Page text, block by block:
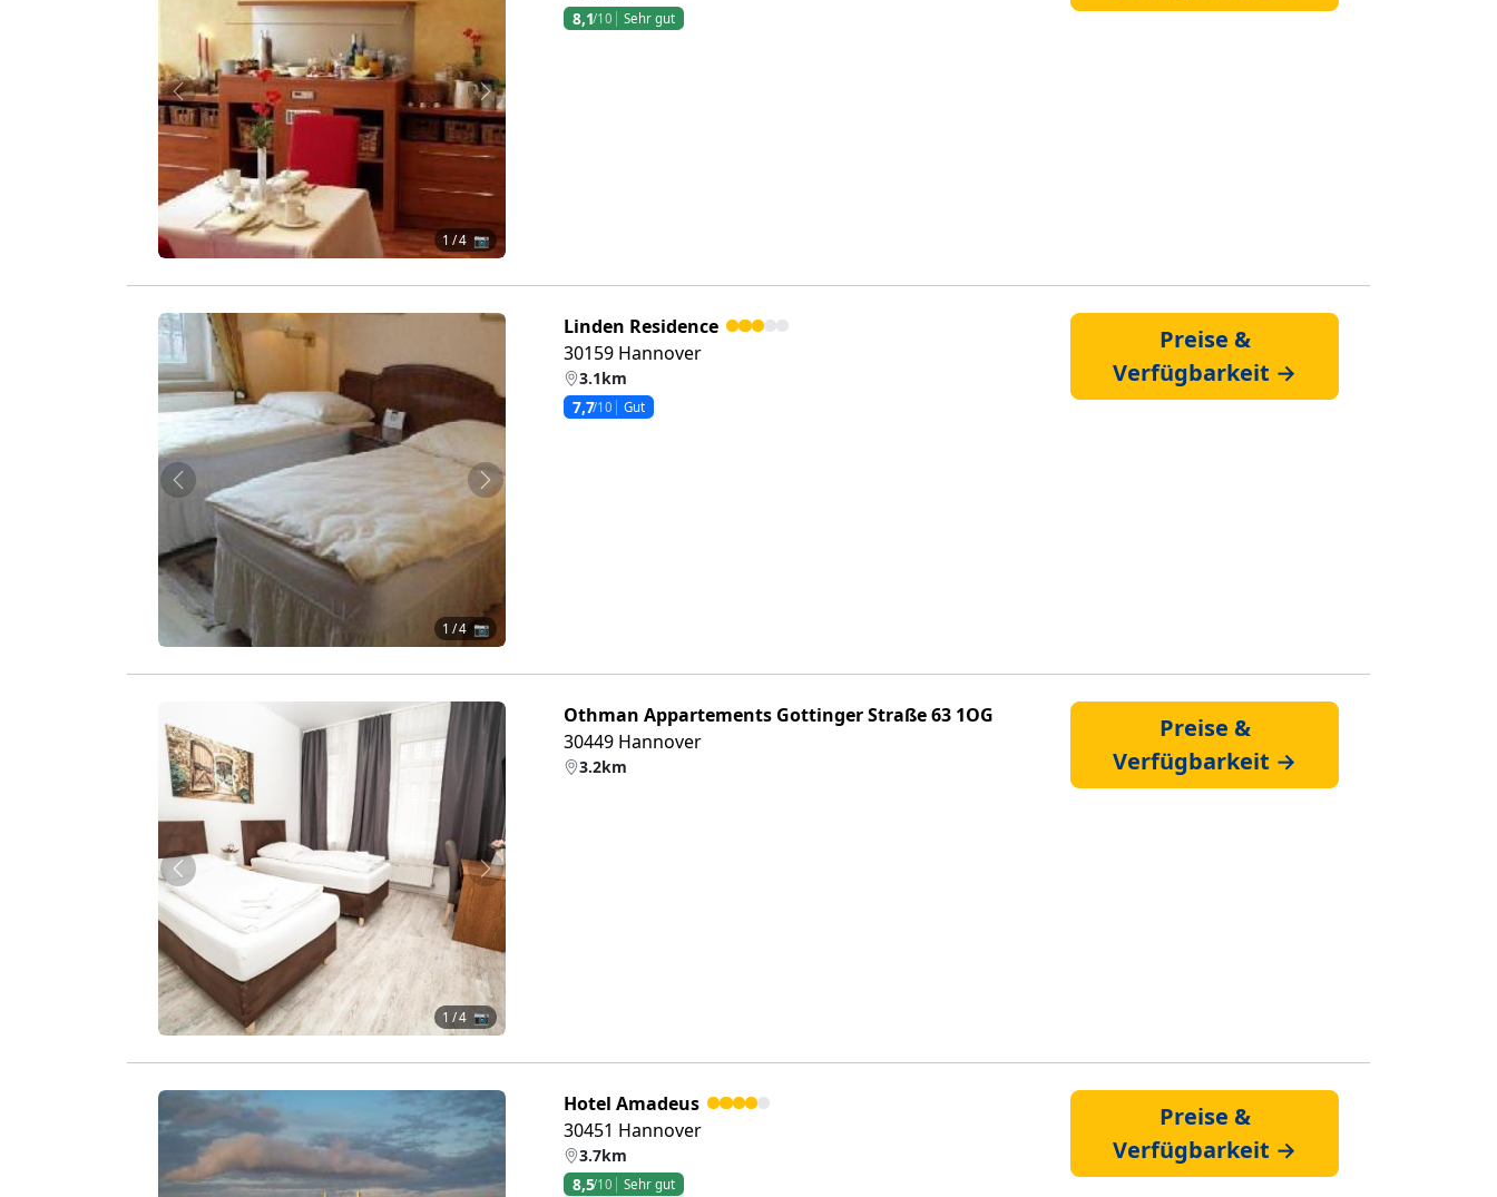
Zurück Weiter
1 / 4 📷
8,1/10 Sehr gut
Zurück Weiter
1 / 4 📷
Linden Residence
30159 Hannover
3.1km
7,7/10 Gut
Preise &
Verfügbarkeit →
Zurück Weiter
1 / 4 📷
Othman Appartements Gottinger Straße 63 1OG
30449 Hannover
3.2km
Preise &
Verfügbarkeit →
Hotel Amadeus
30451 Hannover
3.7km
8,5/10 Sehr gut
Preise &
Verfügbarkeit →